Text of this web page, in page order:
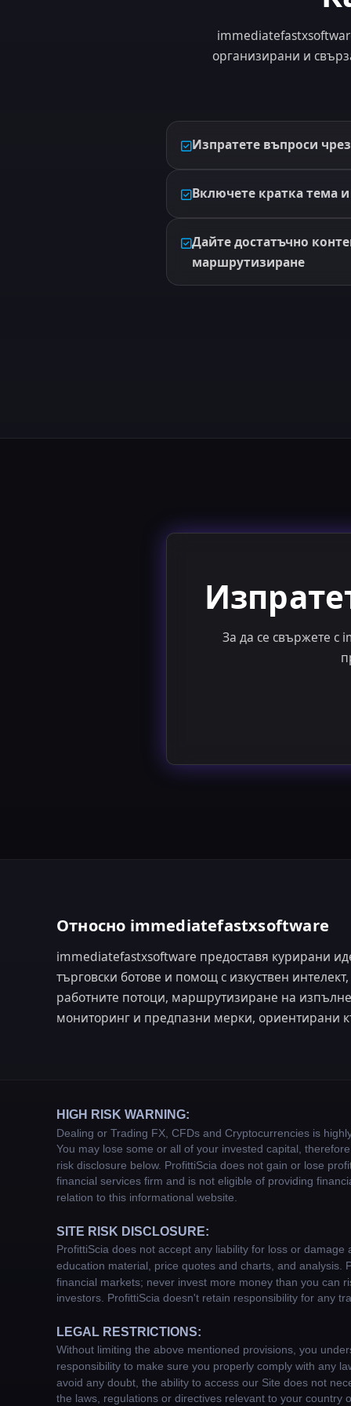
организирани и
Изпратете въпроси
Включете кратка тема
Дайте достатъчно
маршрутизиране
За да се свържете с
Относно immediatefastxsoftware
immediatefastxsoftware предоставя курирани
търговски ботове и помощ с изкуствен
работните потоци, маршрутизиране на
мониторинг и предпазни мерки, ориентирани